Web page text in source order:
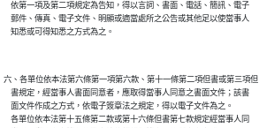
    依第一項及第二項規定為告知，得以言詞、書面、電話、簡訊、電子
    郵件、傳真、電子文件、明顯或適當處所之公告或其他足以使當事人
六、各單位依本法第六條第一項第六款、第十一條第二項但書或第三項但
    書規定，經當事人書面同意者，應取得當事人同意之書面文件；該書
    面文件作成之方式，依電子簽章法之規定，得以電子文件為之。
    各單位依本法第十五條第二款或第十六條但書第七款規定經當事人同